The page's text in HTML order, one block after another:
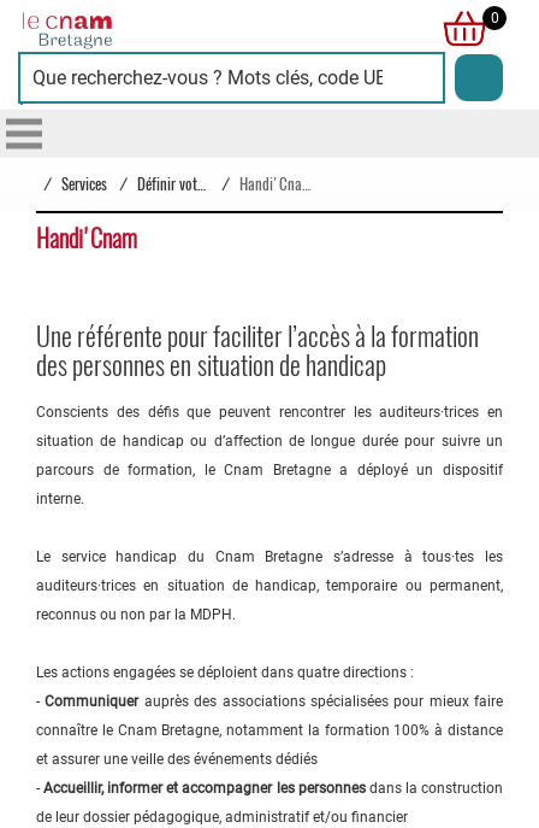
Cnam
Bretagne
0
/ Services / /
Handi'Cnam
Une référente pour faciliter l’accès à la formation
des personnes en situation de handicap
Conscients des défis que peuvent rencontrer les auditeurs·trices en
situation de handicap ou d’affection de longue durée pour suivre un
parcours de formation, le Cnam Bretagne a déployé un dispositif
interne.
Le service handicap du Cnam Bretagne s’adresse à tous·tes les
auditeurs·trices en situation de handicap, temporaire ou permanent,
reconnus ou non par la MDPH.
Les actions engagées se déploient dans quatre directions :
- Communiquerauprès des associations spécialisées pour mieux faire
connaître le Cnam Bretagne, notamment la formation 100% à distance
et assurer une veille des événements dédiés
-Accueillir, informer et accompagner les personnesdans la construction
de leur dossier pédagogique, administratif et/ou financier